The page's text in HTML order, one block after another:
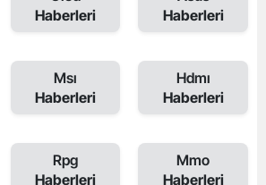
Haberleri
Haberleri
Msı
Haberleri
Hdmı
Haberleri
Rpg
Haberleri
Mmo
Haberleri